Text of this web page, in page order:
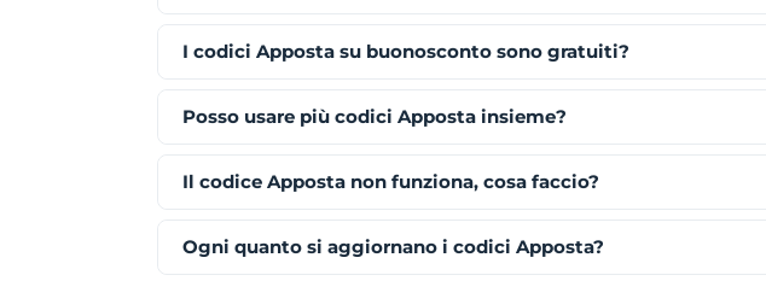
I codici Apposta su buonosconto sono gratuiti?
Posso usare più codici Apposta insieme?
Il codice Apposta non funziona, cosa faccio?
Ogni quanto si aggiornano i codici Apposta?